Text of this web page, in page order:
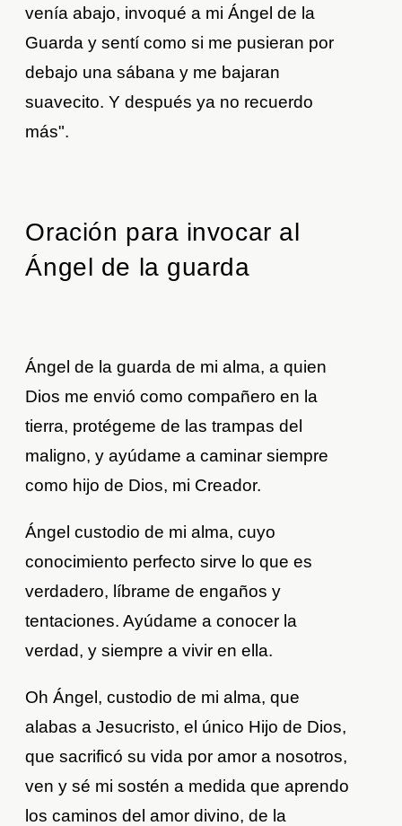
venía abajo, invoqué a mi Ángel de la
Guarda y sentí como si me pusieran por
debajo una sábana y me bajaran
suavecito. Y después ya no recuerdo
más".
Oración para invocar al
Ángel de la guarda
Ángel de la guarda de mi alma, a quien
Dios me envió como compañero en la
tierra, protégeme de las trampas del
maligno, y ayúdame a caminar siempre
como hijo de Dios, mi Creador.
Ángel custodio de mi alma, cuyo
conocimiento perfecto sirve lo que es
verdadero, líbrame de engaños y
tentaciones. Ayúdame a conocer la
verdad, y siempre a vivir en ella.
Oh Ángel, custodio de mi alma, que
alabas a Jesucristo, el único Hijo de Dios,
que sacrificó su vida por amor a nosotros,
ven y sé mi sostén a medida que aprendo
los caminos del amor divino, de la